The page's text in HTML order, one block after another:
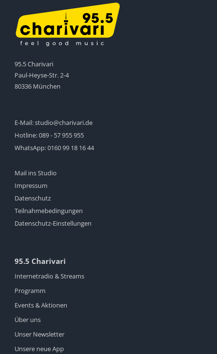
95.5 Charivari
Paul-Heyse-Str. 2-4
80336 München
E-Mail:studio@charivari.de
Hotline:089 - 57 955 955
WhatsApp:0160 99 18 16 44
Mail ins Studio
Impressum
Datenschutz
Teilnahmebedingungen
Datenschutz-Einstellungen
95.5 Charivari
Internetradio & Streams
Programm
Events & Aktionen
Über uns
Unser Newsletter
Unsere neue App